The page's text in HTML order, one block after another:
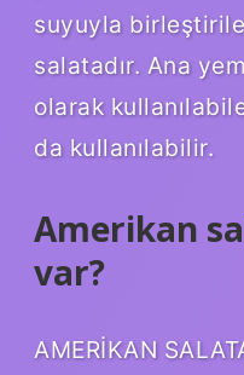
suyuyla
salatadır. Ana
olarak
da kullanılabilir.
Amerikan
var?
AMERİKAN